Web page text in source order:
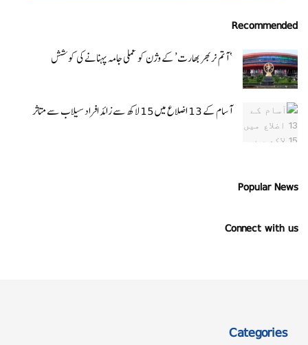
Recommended
‘ آتم نربھر بھارت’ کے وژن کو عملی جامہ پہنانے کی کوشش
آسام کے 13 اضلاع میں 15 لاکھ سے زائد افراد سیلاب سے متاثر
Popular News
Connect with us
Categories